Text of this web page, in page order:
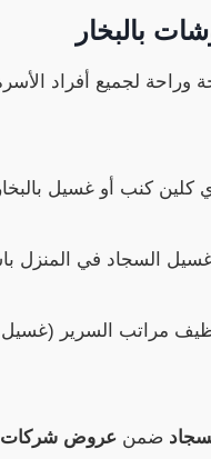
بالبخار
وراحة لجميع أفراد
كلين كنب أو غسيل
السجاد في المنزل
مراتب السرير (غسيل
ضمن عروض شركات